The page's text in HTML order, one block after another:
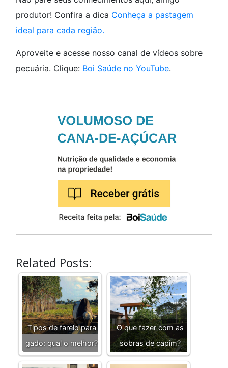
produtor! Confira a dica Conheça a pastagem
ideal para cada região.
Aproveite e acesse nosso canal de vídeos sobre
pecuária. Clique: Boi Saúde no YouTube.
Related Posts:
Tipos de farelo para
gado: qual o melhor?
O que fazer com as
sobras de capim?